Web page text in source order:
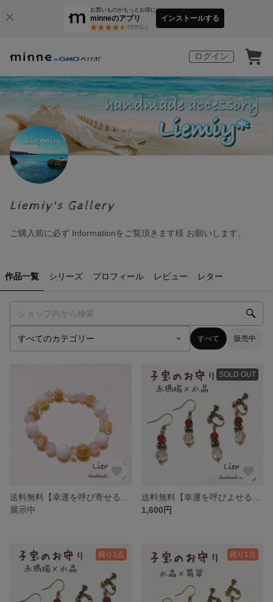
お買いものがもっとお得に
minneのアプリ
3万件以上
インストールする
ログイン
Liemiy's Gallery
ご購入前に必ず Informationをご覧頂きます様 お願いします。
作品一覧 シリーズ プロフィール レビュー レター
すべて 販売中
展示中
SOLD OUT
1,600円
残り1点 残り1点